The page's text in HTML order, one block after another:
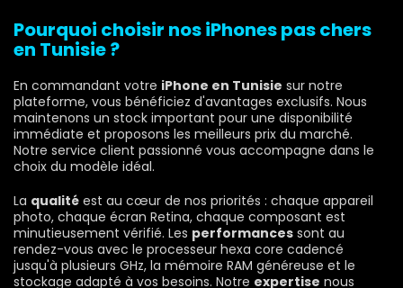
Pourquoi choisir nos iPhones pas chers
en Tunisie ?
En commandant votre iPhone en Tunisie sur notre
plateforme, vous bénéficiez d'avantages exclusifs. Nous
maintenons un stock important pour une disponibilité
immédiate et proposons les meilleurs prix du marché.
Notre service client passionné vous accompagne dans le
choix du modèle idéal.
La qualité est au cœur de nos priorités : chaque appareil
photo, chaque écran Retina, chaque composant est
minutieusement vérifié. Les performances sont au
rendez-vous avec le processeur hexa core cadencé
jusqu'à plusieurs GHz, la mémoire RAM généreuse et le
stockage adapté à vos besoins. Notre expertise nous